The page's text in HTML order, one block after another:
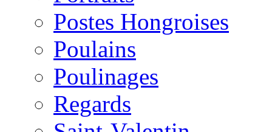
Postes Hongroises
Poulains
Poulinages
Regards